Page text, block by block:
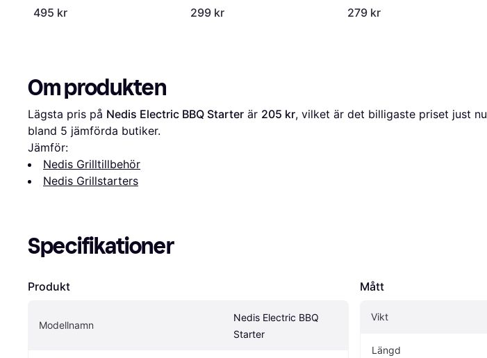
495 kr 299 kr 279 kr
Om produkten
Lägsta pris på Nedis Electric BBQ Starter är 205 kr, vilket är det billigaste priset just nu
bland 5 jämförda butiker.
Jämför:
Nedis Grilltillbehör
Nedis Grillstarters
Specifikationer
Produkt
Modellnamn
Nedis Electric BBQ
Starter
Mått
Vikt
Längd